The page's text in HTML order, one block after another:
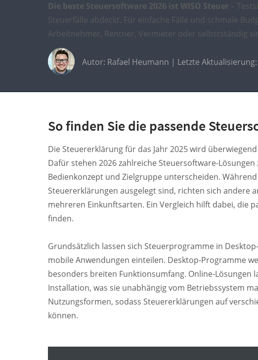
Die beste Steuersoftware 2026 ist WISO Steuer –
Steuerfälle abdeckt. Für einfache Fälle und schmale
Arbeitnehmer, Rentner, Vermieter oder selbstständig
Autor: Rafael Heumann | Letzte Aktualisierung:
So finden Sie die passende
Die Steuererklärung für das Jahr 2025 wird
Dafür stehen 2026 zahlreiche Steuersoftware-
Bedienkonzept und Zielgruppe unterscheiden.
Steuererklärungen ausgelegt sind, richten sich andere
mehreren Einkunftsarten. Ein Vergleich hilft dabei, die
finden.
Grundsätzlich lassen sich Steuerprogramme in
mobile Anwendungen einteilen. Desktop-Programme
besonders breiten Funktionsumfang. Online-Lösungen
Installation, was sie unabhängig vom Betriebssystem
Nutzungsformen, sodass Steuererklärungen auf
können.